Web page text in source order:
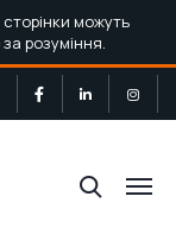
можуть
розуміння.